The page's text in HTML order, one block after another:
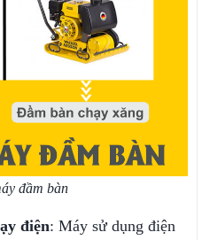
đầm bàn
điện: Máy sử dụng điện